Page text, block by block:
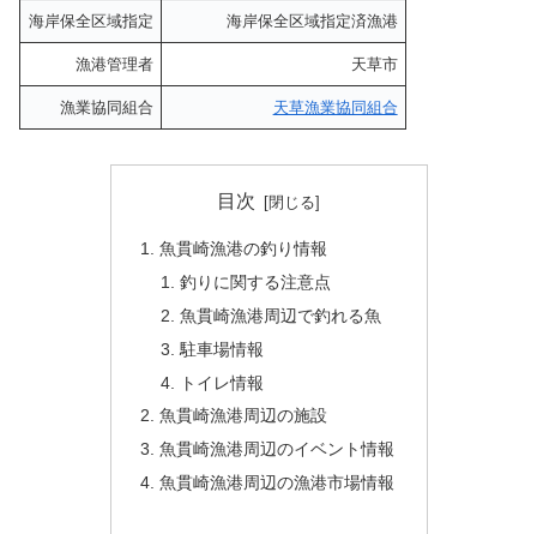
海岸保全区域指定 海岸保全区域指定済漁港
漁港管理者 天草市
漁業協同組合 天草漁業協同組合
目次
魚貫崎漁港の釣り情報
釣りに関する注意点
魚貫崎漁港周辺で釣れる魚
駐車場情報
トイレ情報
魚貫崎漁港周辺の施設
魚貫崎漁港周辺のイベント情報
魚貫崎漁港周辺の漁港市場情報